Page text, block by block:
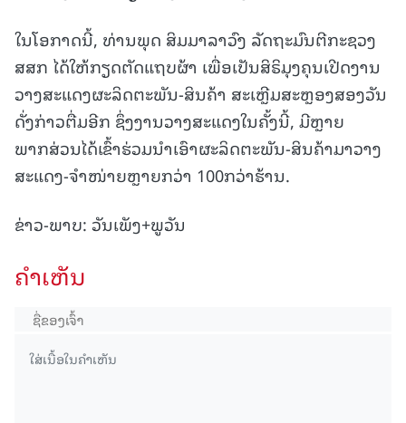
ໃນໂອກາດນີ້, ທ່ານພຸດ ສິມມາລາວົງ ລັດຖະມົນຕີກະຊວງ
ສສກ ໄດ້ໃຫ້ກຽດຕັດແຖບຜ້າ ເພື່ອເປັນສິຣິມຸງຄຸນເປີດງານ
ວາງສະແດງຜະລິດຕະພັນ-ສິນຄ້າ ສະເຫຼີມສະຫຼອງສອງວັນ
ດັ່ງກ່າວຕື່ມອີກ ຊຶ່ງງານວາງສະແດງໃນຄັ້ງນີ້, ມີຫຼາຍ
ພາກສ່ວນໄດ້ເຂົ້າຮ່ວມນໍາເອົາຜະລິດຕະພັນ-ສິນຄ້າມາວາງ
ສະແດງ-ຈຳໜ່າຍຫຼາຍກວ່າ 100ກວ່າຮ້ານ.
ຂ່າວ-ພາບ: ວັນເພັງ+ພູວັນ
ຄໍາເຫັນ